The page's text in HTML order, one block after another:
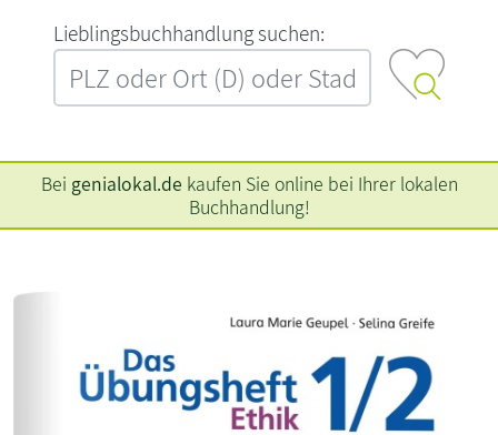
L‍i‍e‍b‍l‍i‍n‍g‍s‍b‍u‍c‍h‍h‍a‍n‍d‍l‍u‍n‍g‍ ‍s‍u‍c‍h‍e‍n‍:‍
Bei genialokal.de kaufen Sie online bei Ihrer lokalen
Buchhandlung!